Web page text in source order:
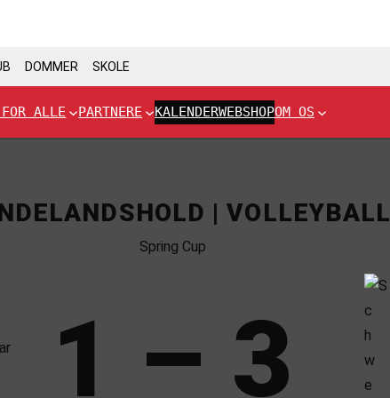
DOMMER SKOLE
ALLE PARTNERE KALENDERWEBSHOPOM OS
| VOLLEYBALL
Spring Cup
1 – 3